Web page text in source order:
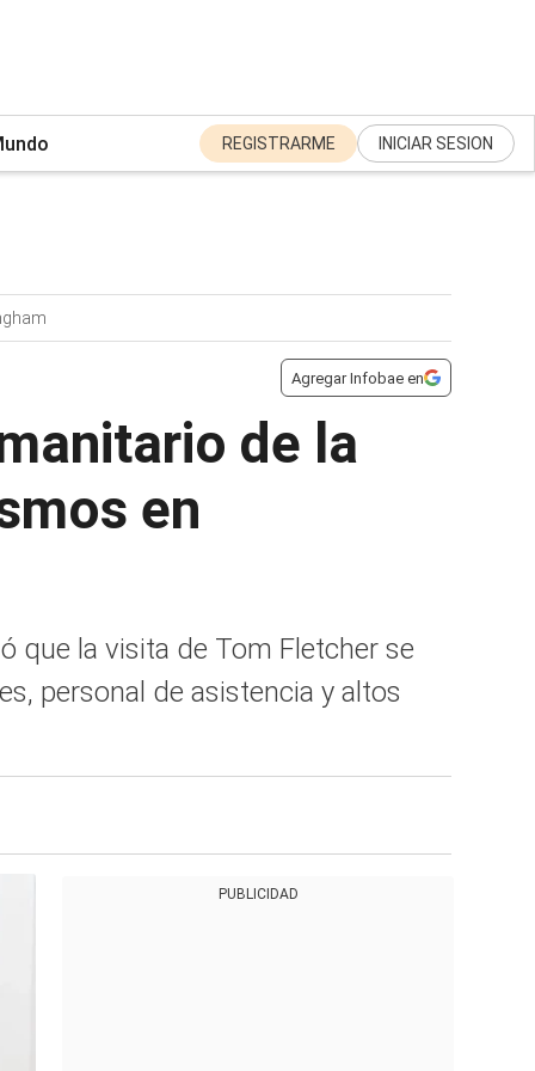
REGISTRARME INICIAR SESION
Agregar Infobae en
de la
en
que la visita de Tom Fletcher se
personal de asistencia y altos
PUBLICIDAD